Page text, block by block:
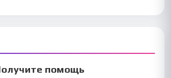
помощь